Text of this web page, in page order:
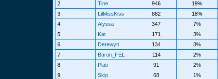
2
Tine 946
19%
3
LilMissKiss 882
18%
4
Alyssa 347
7%
5
Kat 171
3%
6
Derewyn 134
3%
7
Baron_FEL 114
2%
8
Plati 91
2%
9
Skip 68
1%